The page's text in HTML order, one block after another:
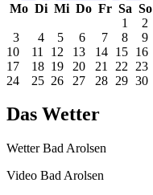
Mo Di Mi Do Fr Sa So
1
2
3
4 5 6 7 8
9
10
11 12 13 14 15 16
17
18 19 20 21 22
23
24
25 26 27 28 29 30
Das Wetter
Wetter Bad Arolsen
Video Bad Arolsen